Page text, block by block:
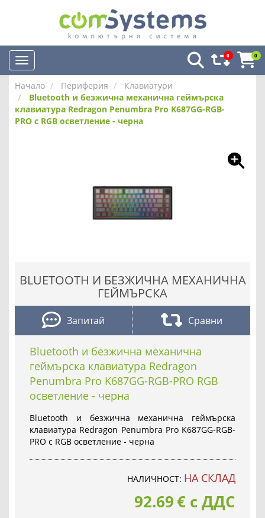
0 0
Начало Периферия
Клавиатури
Bluetooth и безжична механична геймърска
клавиатура Redragon Penumbra Pro K687GG-RGB-
PRO с RGB осветление - черна
BLUETOOTH И БЕЗЖИЧНА МЕХАНИЧНА
ГЕЙМЪРСКА
Запитай Сравни
Bluetooth и безжична механична
геймърска клавиатура Redragon
Penumbra Pro K687GG-RGB-PRO RGB
осветление - черна
Bluetooth и безжична механична геймърска
клавиатура Redragon Penumbra Pro K687GG-RGB-
PRO с RGB осветление - черна
НАЛИЧНОСТ: НА СКЛАД
92.69€ с ДДС